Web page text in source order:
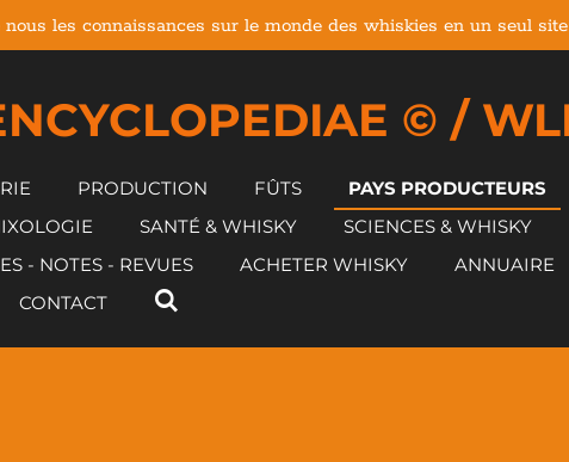
nous les connaissances sur le monde des whiskies en un seul
© /
PRODUCTION FÛTS PAYS PRODUCTEURS
SANTÉ & WHISKY SCIENCES & WHISKY
- NOTES - REVUES ACHETER WHISKY ANNUAIRE
CONTACT